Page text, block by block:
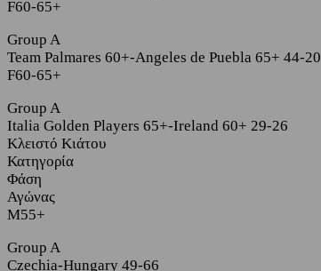
F60-65+
Group A
Team Palmares 60+-Angeles de Puebla 65+ 44-20
F60-65+
Group A
Italia Golden Players 65+-Ireland 60+ 29-26
Κλειστό Κιάτου
Κατηγορία
Φάση
Αγώνας
M55+
Group A
Czechia-Hungary 49-66